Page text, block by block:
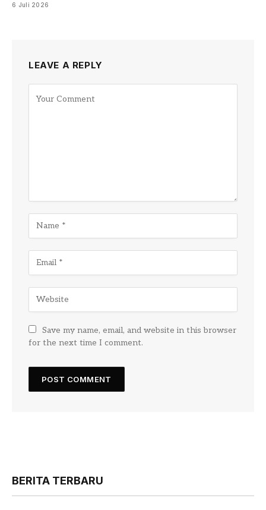
6 Juli 2026
LEAVE A REPLY
Save my name, email, and website in this browser
for the next time I comment.
BERITA TERBARU